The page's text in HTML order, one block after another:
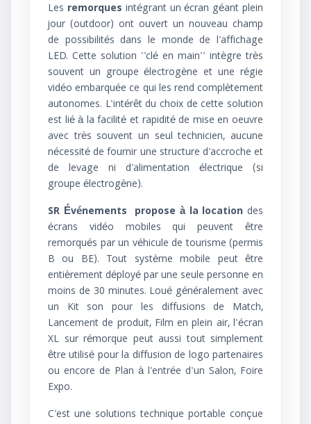
Les remorques intégrant un écran géant plein
jour (outdoor) ont ouvert un nouveau champ
de possibilités dans le monde de l'affichage
LED. Cette solution ''clé en main'' intègre très
souvent un groupe électrogène et une régie
vidéo embarquée ce qui les rend complètement
autonomes. L'intérêt du choix de cette solution
est lié à la facilité et rapidité de mise en oeuvre
avec très souvent un seul technicien, aucune
nécessité de fournir une structure d'accroche et
de levage ni d'alimentation électrique (si
groupe électrogène).
SR Événements propose à la location des
écrans vidéo mobiles qui peuvent être
remorqués par un véhicule de tourisme (permis
B ou BE). Tout système mobile peut être
entièrement déployé par une seule personne en
moins de 30 minutes. Loué généralement avec
un Kit son pour les diffusions de Match,
Lancement de produit, Film en plein air, l'écran
XL sur rémorque peut aussi tout simplement
être utilisé pour la diffusion de logo partenaires
ou encore de Plan à l'entrée d'un Salon, Foire
Expo.
C'est une solutions technique portable conçue